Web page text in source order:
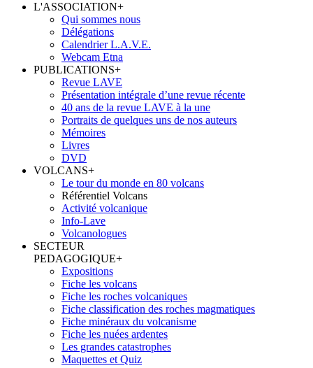
L'ASSOCIATION+
Qui sommes nous
Délégations
Calendrier L.A.V.E.
Webcam Etna
PUBLICATIONS+
Revue LAVE
Présentation intégrale d’une revue récente
40 ans de la revue LAVE à la une
Portraits de quelques uns de nos auteurs
Mémoires
Livres
DVD
VOLCANS+
Le tour du monde en 80 volcans
Référentiel Volcans
Activité volcanique
Info-Lave
Volcanologues
SECTEUR
PEDAGOGIQUE+
Expositions
Fiche les volcans
Fiche les roches volcaniques
Fiche classification des roches magmatiques
Fiche minéraux du volcanisme
Fiche les nuées ardentes
Les grandes catastrophes
Maquettes et Quiz